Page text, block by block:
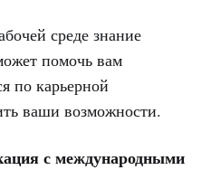
среде знание
помочь вам
по карьерной
ваши возможности.
с международными